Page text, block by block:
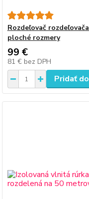
Rozdeľovač
ploché rozmery
99 €
81 € bez DPH
Pridať